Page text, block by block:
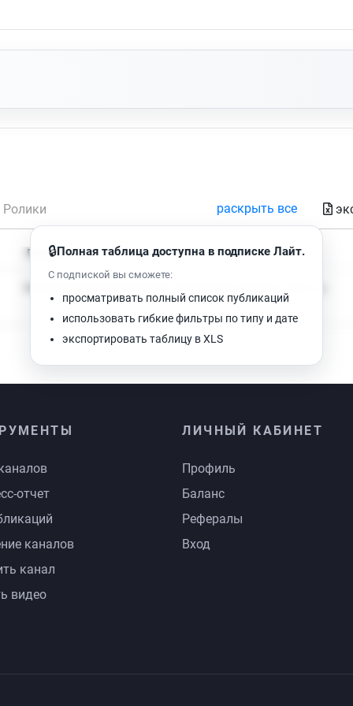
Ролики раскрыть все
Просмотров Время чтения
🔒Полная таблица доступна в подписке Лайт.
С подпиской вы сможете:
просматривать полный список публикаций
использовать гибкие фильтры по типу и дате
экспортировать таблицу в XLS
отчет
каналов
канал
видео
ЛИЧНЫЙ КАБИНЕТ
Профиль
Баланс
Рефералы
Вход